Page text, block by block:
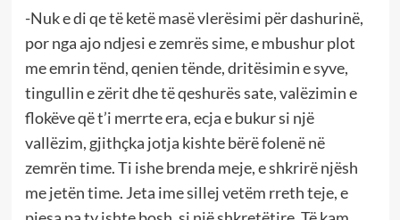
-Nuk e di qe të ketë masë vlerësimi për dashurinë,
por nga ajo ndjesi e zemrës sime, e mbushur plot
me emrin tënd, qenien tënde, dritësimin e syve,
tingullin e zërit dhe të qeshurës sate, valëzimin e
flokëve që t’i merrte era, ecja e bukur si një
vallëzim, gjithçka jotja kishte bërë folenë në
zemrën time. Ti ishe brenda meje, e shkrirë njësh
me jetën time. Jeta ime sillej vetëm rreth teje, e